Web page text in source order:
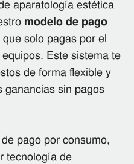
aparatología estética
modelo de pago
que solo pagas por el
Este sistema te
de forma flexible y
ganancias sin pagos
pago por consumo,
tecnología de